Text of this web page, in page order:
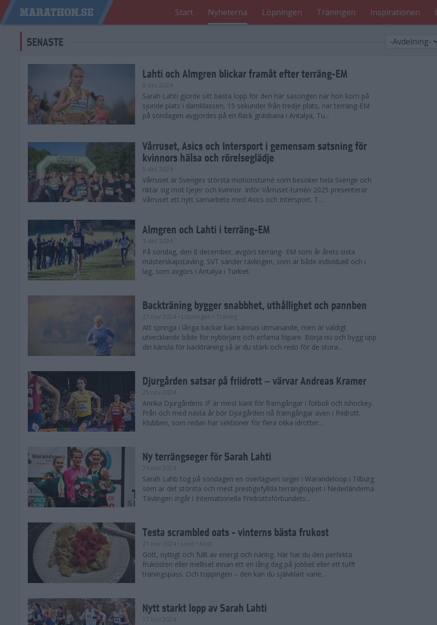
Start Nyheterna Löpningen Träningen Inspirationen
SENASTE
Lahti och Almgren blickar framåt efter terräng-EM
8 dec 2024
Sarah Lahti gjorde sitt bästa lopp för den här säsongen när hon kom på
sjunde plats i damklassen, 15 sekunder från tredje plats, när terräng-EM
på söndagen avgjordes på en flack gräsbana i Antalya, Tu...
Vårruset, Asics och Intersport i gemensam satsning för
kvinnors hälsa och rörelseglädje
5 dec 2024
Vårruset är Sveriges största motionsturné som besöker hela Sverige och
riktar sig mot tjejer och kvinnor. Inför Vårruset-turnén 2025 presenterar
Vårruset ett nytt samarbete med Asics och Intersport. T...
Almgren och Lahti i terräng-EM
3 dec 2024
På söndag, den 8 december, avgörs terräng- EM som år årets sista
mästerskapstävling. SVT sänder tävlingen, som är både individuell och i
lag, som avgörs i Antalya i Turkiet.
Backträning bygger snabbhet, uthållighet och pannben
27 nov 2024 • Löpningen • Träning
Att springa i långa backar kan kännas utmanande, men är väldigt
utvecklande både för nybörjare och erfarna löpare. Börja nu och bygg upp
din känsla för backträning så är du stark och redo för de stora...
Djurgården satsar på friidrott – värvar Andreas Kramer
25 nov 2024
Anrika Djurgårdens IF är mest känt för framgångar i fotboll och ishockey.
Från och med nästa år bör Djurgården nå framgångar även i friidrott.
Klubben, som redan har sektioner för flera olika idrotter...
Ny terrängseger för Sarah Lahti
24 nov 2024
Sarah Lahti tog på söndagen en överlägsen seger i Warandeloop i Tilburg
som är det största och mest prestigefyllda terrängloppet i Nederländerna.
Tävlingen ingår i Internationella Friidrottsförbundets...
Testa scrambled oats - vinterns bästa frukost
21 nov 2024 • Livet • Kost
Gott, nyttigt och fullt av energi och näring. Här har du den perfekta
frukosten eller melliset innan ett en lång dag på jobbet eller ett tufft
träningspass. Och toppingen – den kan du självklart varie...
Nytt starkt lopp av Sarah Lahti
17 nov 2024